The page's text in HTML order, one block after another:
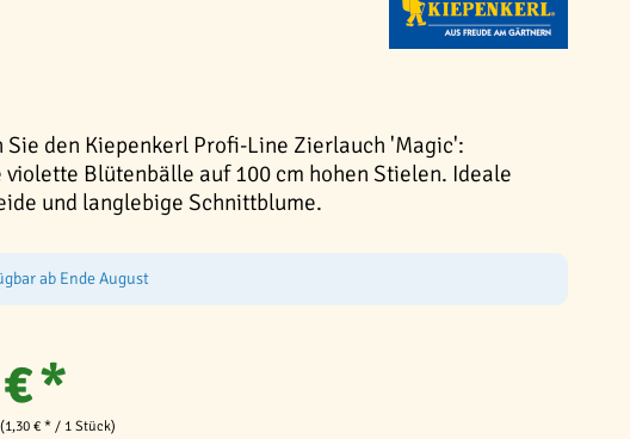
Sie den Kiepenkerl Profi-Line Zierlauch 'Magic':
violette Blütenbälle auf 100 cm hohen Stielen. Ideale
und langlebige Schnittblume.
ab Ende August
*
€ * / 1 Stück)